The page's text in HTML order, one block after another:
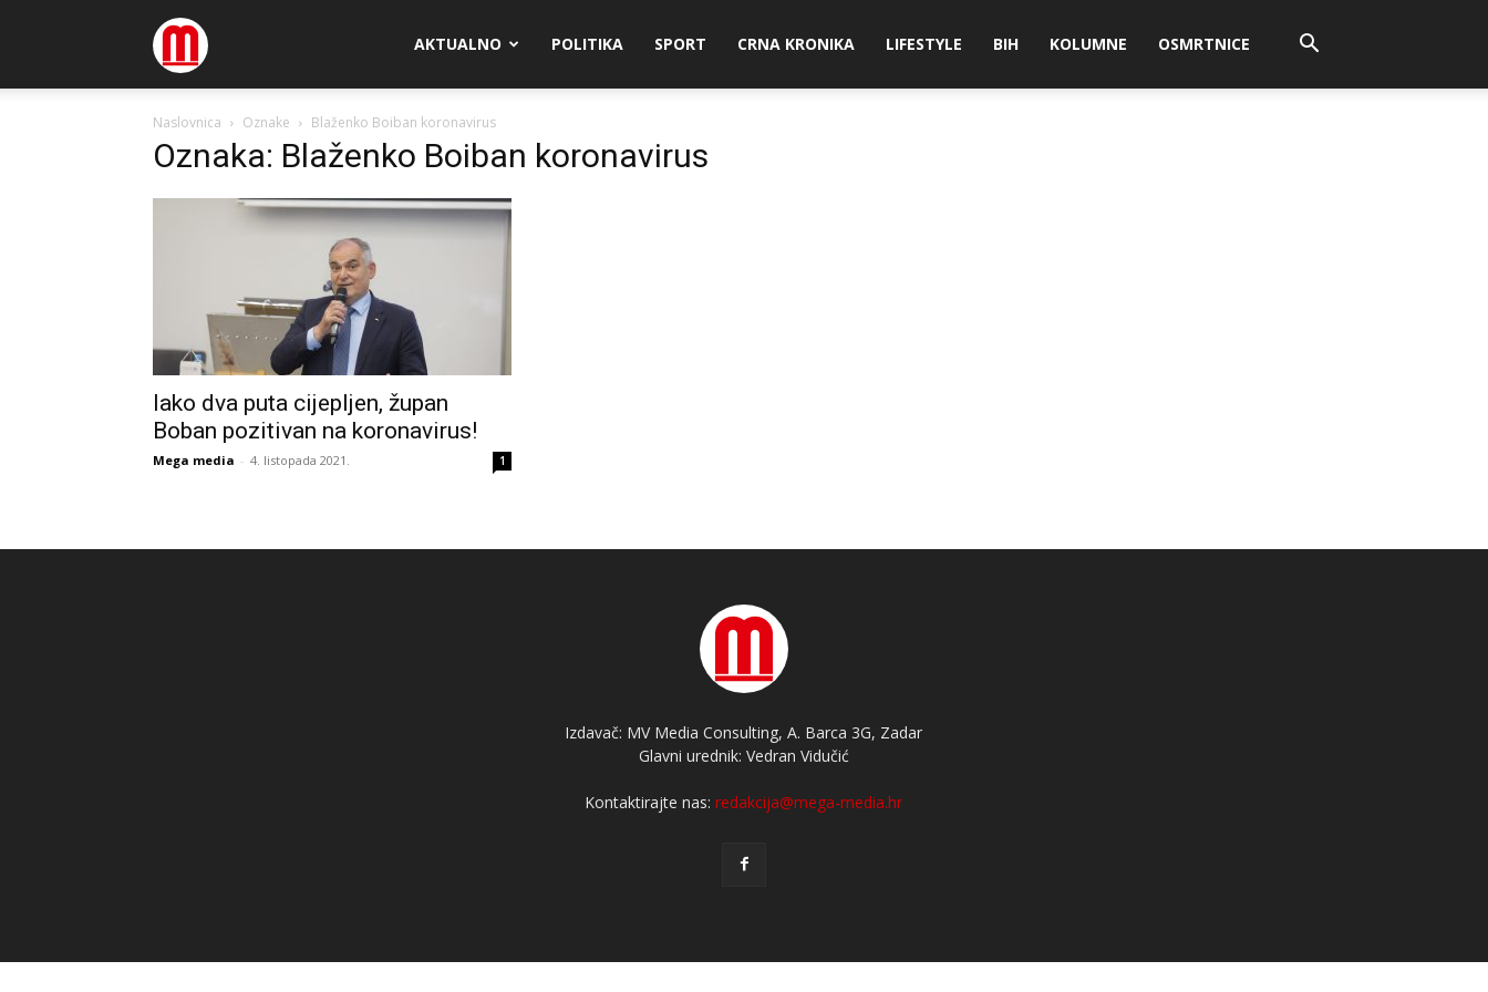
Megamedia AKTUALNO POLITIKA SPORT CRNA KRONIKA LIFESTYLE BIH KOLUMNE OSMRTNICE
Naslovnica Oznake Blaženko Boiban koronavirus
Oznaka: Blaženko Boiban koronavirus
Iako dva puta cijepljen, župan
Boban pozitivan na koronavirus!
Mega media - 4. listopada 2021. 1
Izdavač: MV Media Consulting, A. Barca 3G, Zadar
Glavni urednik: Vedran Vidučić
Kontaktirajte nas:redakcija@mega-media.hr